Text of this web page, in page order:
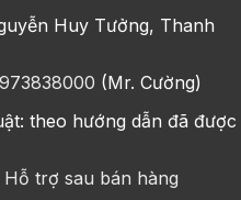
Huy Tưởng, Thanh
(Mr. Cường)
theo hướng dẫn đã được
Hỗ trợ sau bán hàng